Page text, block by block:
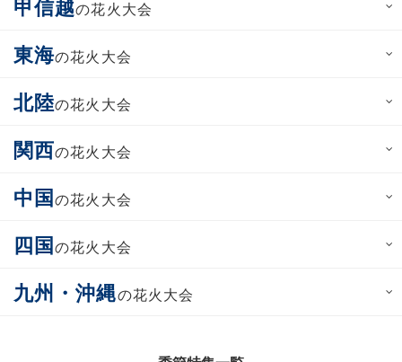
甲信越の花火大会
東海の花火大会
北陸の花火大会
関西の花火大会
中国の花火大会
四国の花火大会
九州・沖縄の花火大会